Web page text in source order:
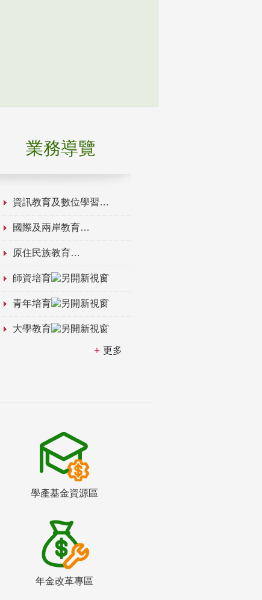
業務導覽
資訊教育及數位學習
國際及兩岸教育
原住民族教育
師資培育
青年培育
大學教育
更多
學產基金資源區
年金改革專區